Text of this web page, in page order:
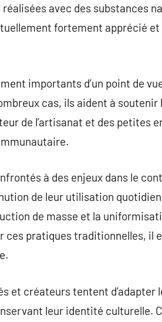
avec des substances
fortement apprécié
importants d’un point de
cas, ils aident à soutenir
de l’artisanat et des petites
à des enjeux dans le
de leur utilisation
de masse et la
pratiques traditionnelles, il
et créateurs tentent d’adapter
leur identité culturelle.